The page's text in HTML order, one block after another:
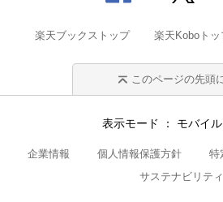
楽天ブックストップ 楽天Koboトッ
このページの先頭
表示モード モバイル
企業情報 個人情報保護方針
特
サステナビリティ